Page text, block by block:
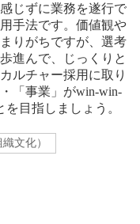
じずに業務を遂行で
手法です。価値観や
りがちですが、選考
進んで、じっくりと
ルチャー採用に取り
「事業」がwin-win-
目指しましょう。
文化）